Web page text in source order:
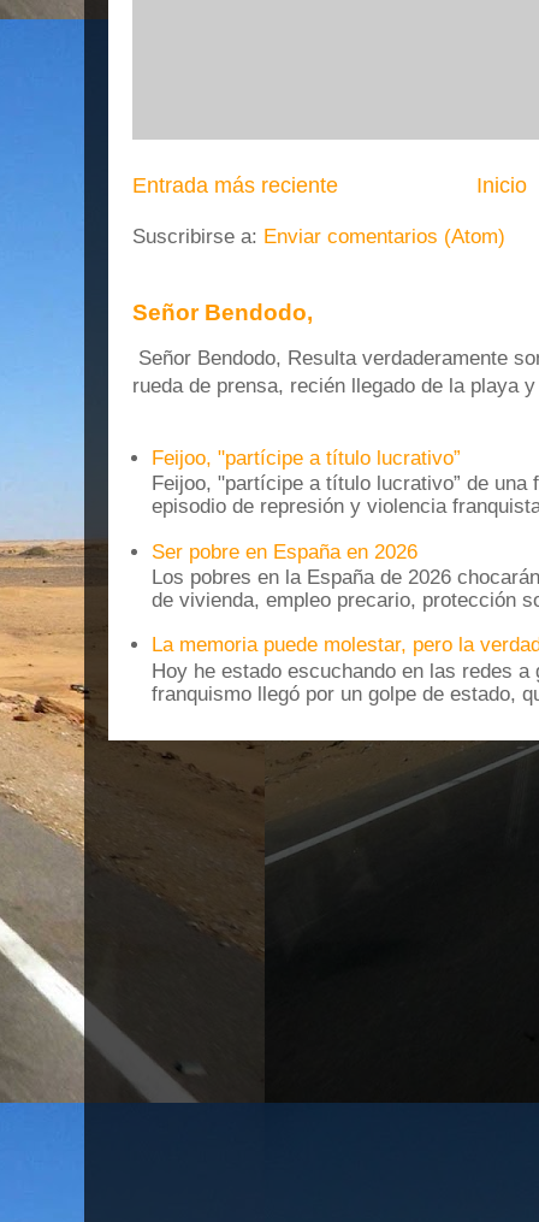
Entrada más reciente Inicio
Suscribirse a: Enviar comentarios (Atom)
Señor Bendodo,
Señor Bendodo, Resulta verdaderamente
rueda de prensa, recién llegado de la playa
Feijoo, "partícipe a título lucrativo”
Feijoo, "partícipe a título lucrativo” de una
episodio de represión y violencia
Ser pobre en España en 2026
Los pobres en la España de 2026
de vivienda, empleo precario, protección
La memoria puede molestar, pero la
Hoy he estado escuchando en las redes a
franquismo llegó por un golpe de estado,